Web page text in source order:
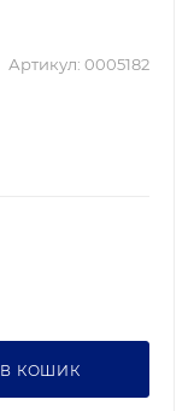
Артикул: 0005182
В КОШИК